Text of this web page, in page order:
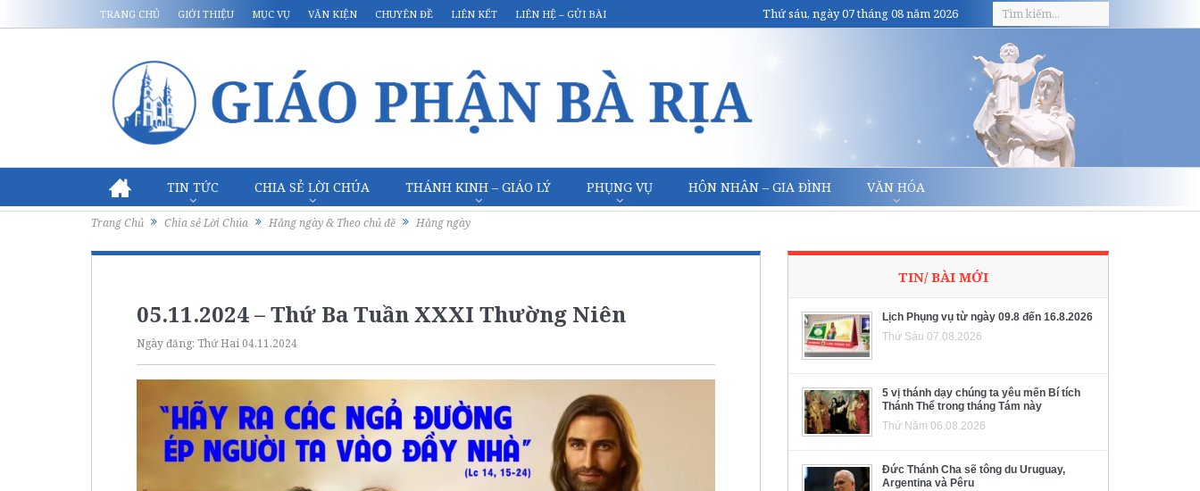
TRANG CHỦ GIỚI THIỆU MỤC VỤ VĂN KIỆN CHUYÊN ĐỀ LIÊN KẾT LIÊN HỆ – GỬI BÀI Thứ sáu, ngày 07 tháng 08 năm 2026
TIN TỨC CHIA SẺ LỜI CHÚA THÁNH KINH – GIÁO LÝ PHỤNG VỤ HÔN NHÂN – GIA ĐÌNH VĂN HÓA
Trang Chủ Chia sẻ Lời Chúa Hằng ngày & Theo chủ đề Hằng ngày
05.11.2024 – Thứ Ba Tuần XXXI Thường Niên
Ngày đăng: Thứ Hai 04.11.2024
TIN/ BÀI MỚI
Lịch Phụng vụ từ ngày 09.8 đến 16.8.2026
Thứ Sáu 07.08.2026
5 vị thánh dạy chúng ta yêu mến Bí tích
Thánh Thể trong tháng Tám này
Thứ Năm 06.08.2026
Đức Thánh Cha sẽ tông du Uruguay,
Argentina và Pêru